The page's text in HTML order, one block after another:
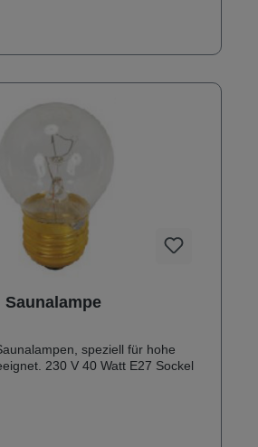
speziell für hohe
Temperaturen geeignet. 230 V 40 Watt E27 Sockel